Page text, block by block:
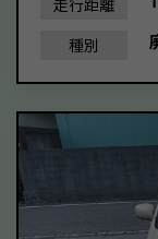
種別